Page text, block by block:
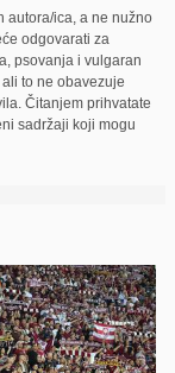
autora/ica, a ne nužno
odgovarati za
psovanja i vulgaran
to ne obavezuje
Čitanjem prihvatate
sadržaji koji mogu